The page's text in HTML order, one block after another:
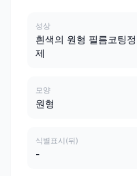
성상
흰색의 원형 필름코팅정
제
모양
원형
식별표시(뒤)
-